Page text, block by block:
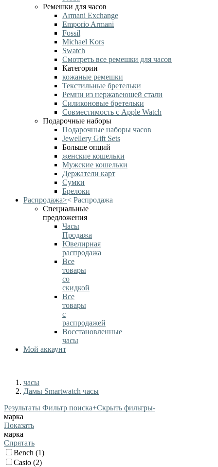
Ремешки для часов
Armani Exchange
Emporio Armani
Fossil
Michael Kors
Swatch
Смотреть все ремешки для часов
Категории
кожаные ремешки
Текстильные бретельки
Ремни из нержавеющей стали
Силиконовые бретельки
Совместимость с Apple Watch
Подарочные наборы
Подарочные наборы часов
Jewellery Gift Sets
Больше опций
женские кошельки
Мужские кошельки
Держатели карт
Сумки
Брелоки
Распродажа>< Распродажа
Специальные
предложения
Часы
Продажа
Ювелирная
распродажа
Все
товары
со
скидкой
Все
товары
с
распродажей
Восстановленные
часы
Мой аккаунт
часы
Дамы Smartwatch часы
Результаты Фильтр поиска+Скрыть фильтры-
марка
Показать
марка
Спрятать
Bench (1)
Casio (2)